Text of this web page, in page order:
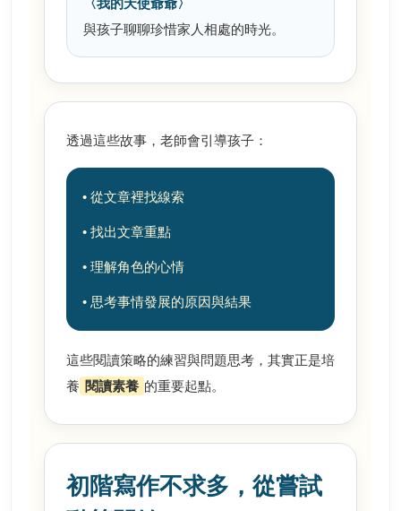
與孩子聊聊珍惜家人相處的時光。
透過這些故事，老師會引導孩子：
• 從文章裡找線索
• 找出文章重點
• 理解角色的心情
• 思考事情發展的原因與結果
這些閱讀策略的練習與問題思考，其實正是培
養 閱讀素養 的重要起點。
初階寫作不求多，從嘗試